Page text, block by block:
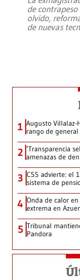
de
olvido,
de nuevas
1 Augusto Villalaz-
rango de
2 ‘Transparencia
amenazas de
3 CSS advierte: el
sistema de
4 Onda de calor en
extrema en
5 Tribunal
Pandora